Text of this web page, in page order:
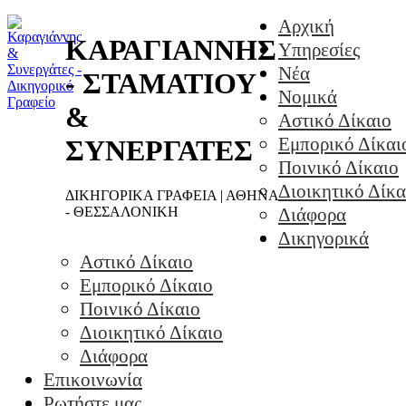
ΚΑΡΑΓΙΑΝΝΗΣ
- ΣΤΑΜΑΤΙΟΥ
&
ΣΥΝΕΡΓΑΤΕΣ
ΔΙΚΗΓΟΡΙΚΑ ΓΡΑΦΕΙΑ | ΑΘΗΝΑ
- ΘΕΣΣΑΛΟΝΙΚΗ
Αρχική
Υπηρεσίες
Νέα
Νομικά
Αστικό Δίκαιο
Εμπορικό
Ποινικό Δίκαιο
Διοικητικό
Διάφορα
Δικηγορικά
Αστικό Δίκαιο
Εμπορικό Δίκαιο
Ποινικό Δίκαιο
Διοικητικό Δίκαιο
Διάφορα
Επικοινωνία